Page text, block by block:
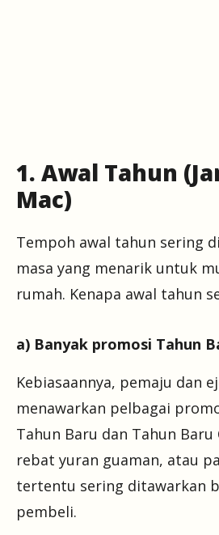
1. Awal Tahun
Mac)
Tempoh awal tahun sering
masa yang menarik untuk
rumah. Kenapa awal tahun
a) Banyak promosi Tahun
Kebiasaannya, pemaju dan
menawarkan pelbagai
Tahun Baru dan Tahun Baru
rebat yuran guaman, atau
tertentu sering ditawarkan
pembeli.